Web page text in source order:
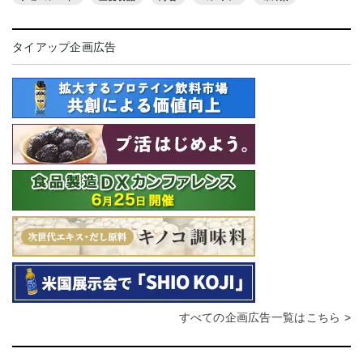
タイアップ企画広告
すべての企画広告一覧はこちら >